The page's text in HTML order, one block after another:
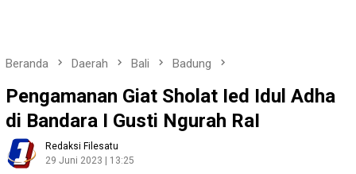
Beranda Daerah Bali Badung
Pengamanan Giat Sholat Ied Idul Adha
di Bandara I Gusti Ngurah RaI
Redaksi Filesatu
29 Juni 2023 | 13:25